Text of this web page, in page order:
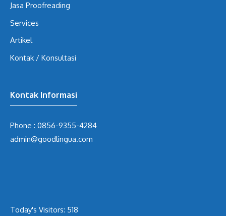
Jasa Proofreading
Services
Artikel
Kontak / Konsultasi
Kontak Informasi
Phone : 0856-9355-4284
admin@goodlingua.com
Today's Visitors: 518